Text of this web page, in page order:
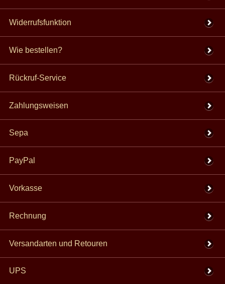
Widerrufsfunktion
Wie bestellen?
Rückruf-Service
Zahlungsweisen
Sepa
PayPal
Vorkasse
Rechnung
Versandarten und Retouren
UPS